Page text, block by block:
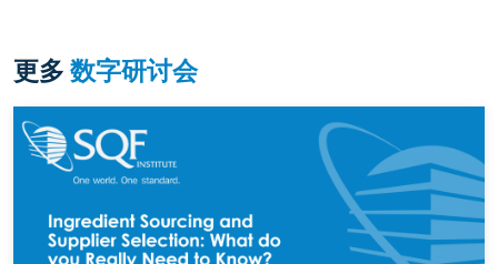
更多数字研讨会